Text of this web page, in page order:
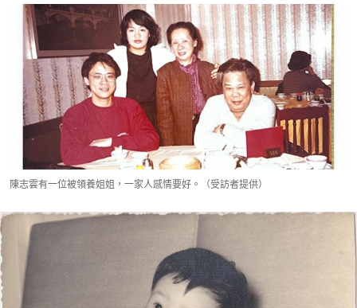
陳志雲有一位被領養姐姐，一家人感情要好。（受訪者提供）